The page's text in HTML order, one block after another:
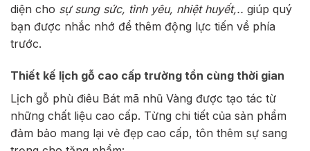
diện cho sự sung sức, tình yêu, nhiệt huyết,.. giúp quý
bạn được nhắc nhớ để thêm động lực tiến về phía
trước.
Thiết kế lịch gỗ cao cấp trường tồn cùng thời gian
Lịch gỗ phù điêu Bát mã nhũ Vàng được tạo tác từ
những chất liệu cao cấp. Từng chi tiết của sản phẩm
đảm bảo mang lại vẻ đẹp cao cấp, tôn thêm sự sang